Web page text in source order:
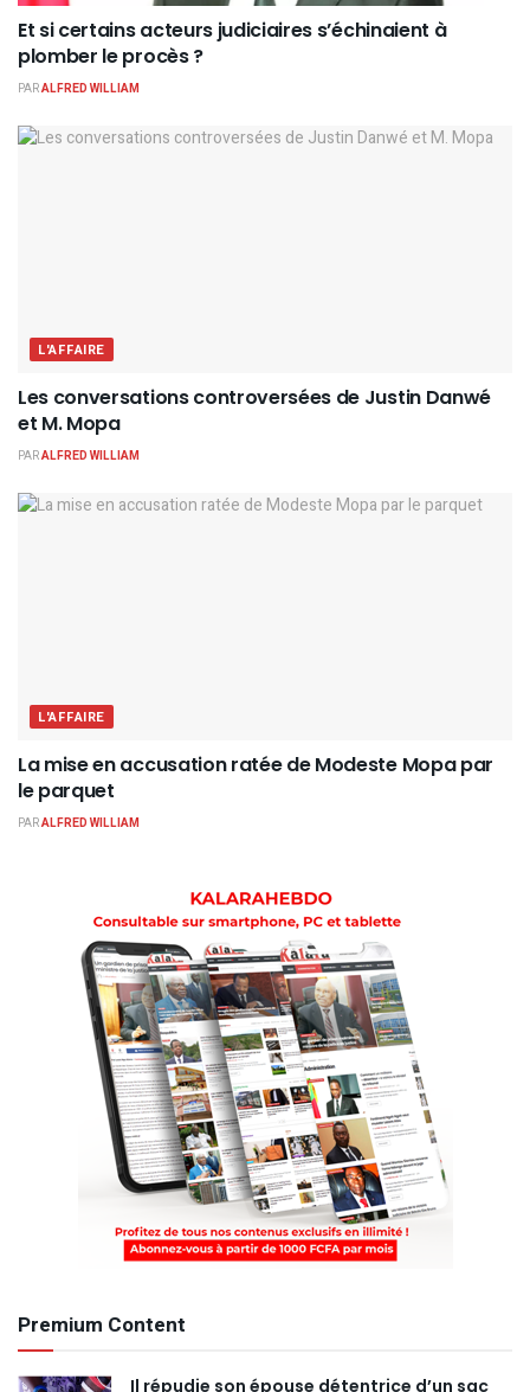
Et si certains acteurs judiciaires s’échinaient à
plomber le procès ?
PARALFRED WILLIAM
L'AFFAIRE
Les conversations controversées de Justin Danwé
et M. Mopa
PARALFRED WILLIAM
L'AFFAIRE
La mise en accusation ratée de Modeste Mopa par
le parquet
PARALFRED WILLIAM
Premium Content
Il répudie son épouse détentrice d’un sac